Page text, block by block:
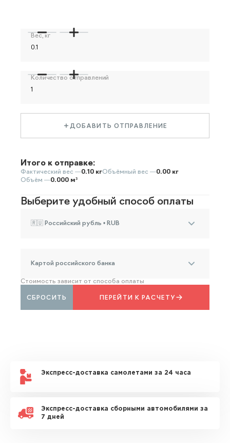
Вес, кг
Количество отправлений
ДОБАВИТЬ ОТПРАВЛЕНИЕ
Итого к отправке:
Фактический вес —0.10 кгОбъёмный вес —0.00 кг
Объём —0.000 м³
Выберите удобный способ оплаты
🇷🇺 Российский рубль • RUB
Картой российского банка
Стоимость зависит от способа оплаты
ПЕРЕЙТИ К РАСЧЕТУ
СБРОСИТЬ
Экспресс-доставка самолетами за 24 часа
Экспресс-доставка сборными автомобилями за
7 дней